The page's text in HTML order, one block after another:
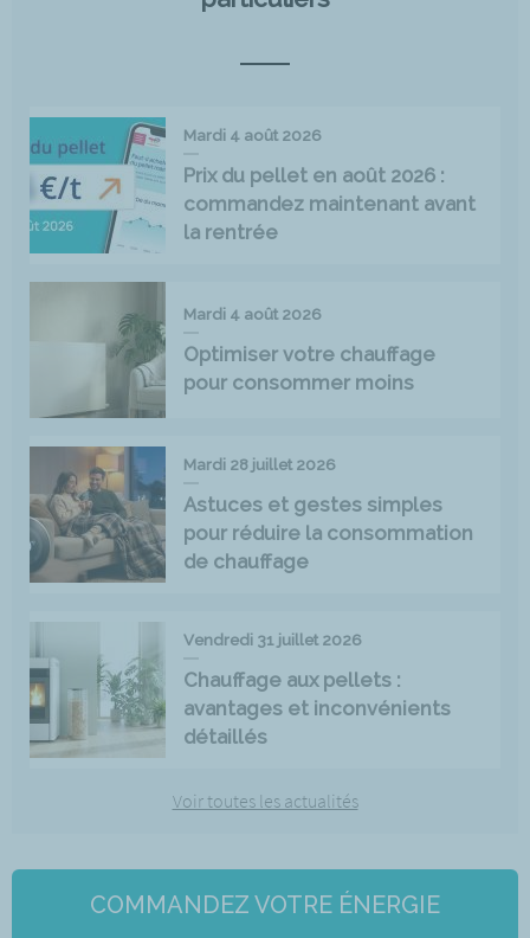
Mardi 4 août 2026
Prix du pellet en août 2026 :
commandez maintenant avant
la rentrée
Mardi 4 août 2026
Optimiser votre chauffage
pour consommer moins
Mardi 28 juillet 2026
Astuces et gestes simples
pour réduire la consommation
de chauffage
Vendredi 31 juillet 2026
Chauffage aux pellets :
avantages et inconvénients
détaillés
Voir toutes les actualités
COMMANDEZ VOTRE ÉNERGIE